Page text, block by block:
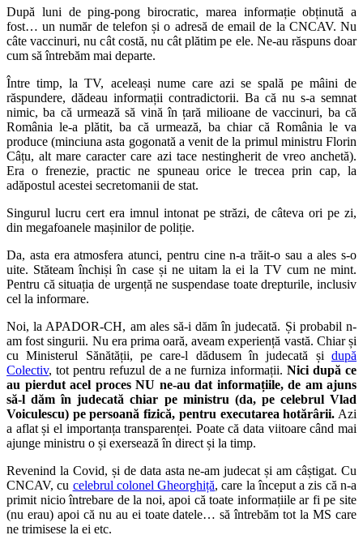
După luni de ping-pong birocratic, marea informație obținută a
fost… un număr de telefon și o adresă de email de la CNCAV. Nu
câte vaccinuri, nu cât costă, nu cât plătim pe ele. Ne-au răspuns doar
cum să întrebăm mai departe.
Între timp, la TV, aceleași nume care azi se spală pe mâini de
răspundere, dădeau informații contradictorii. Ba că nu s-a semnat
nimic, ba că urmează să vină în țară milioane de vaccinuri, ba că
România le-a plătit, ba că urmează, ba chiar că România le va
produce (minciuna asta gogonată a venit de la primul ministru Florin
Câțu, alt mare caracter care azi tace nestingherit de vreo anchetă).
Era o frenezie, practic ne spuneau orice le trecea prin cap, la
adăpostul acestei secretomanii de stat.
Singurul lucru cert era imnul intonat pe străzi, de câteva ori pe zi,
din megafoanele mașinilor de poliție.
Da, asta era atmosfera atunci, pentru cine n-a trăit-o sau a ales s-o
uite. Stăteam închiși în case și ne uitam la ei la TV cum ne mint.
Pentru că situația de urgență ne suspendase toate drepturile, inclusiv
cel la informare.
Noi, la APADOR-CH, am ales să-i dăm în judecată. Și probabil n-
am fost singurii. Nu era prima oară, aveam experiență vastă. Chiar și
cu Ministerul Sănătății, pe care-l dădusem în judecată și după
Colectiv, tot pentru refuzul de a ne furniza informații.Nici după ce
au pierdut acel proces NU ne-au dat informațiile, de am ajuns
să-l dăm în judecată chiar pe ministru (da, pe celebrul Vlad
Voiculescu) pe persoană fizică, pentru executarea hotărârii. Azi
a aflat și el importanța transparenței. Poate că data viitoare când mai
ajunge ministru o și exersează în direct și la timp.
Revenind la Covid, și de data asta ne-am judecat și am câștigat. Cu
CNCAV, cu celebrul colonel Gheorghiță, care la început a zis că n-a
primit nicio întrebare de la noi, apoi că toate informațiile ar fi pe site
(nu erau) apoi că nu au ei toate datele… să întrebăm tot la MS care
ne trimisese la ei etc.